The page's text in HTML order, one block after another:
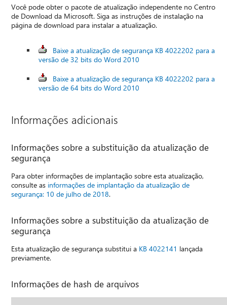
Você pode obter o pacote de atualização independente no Centro
de Download da Microsoft. Siga as instruções de instalação na
página de download para instalar a atualização.
Baixe a atualização de segurança KB 4022202 para a
versão de 32 bits do Word 2010
Baixe a atualização de segurança KB 4022202 para a
versão de 64 bits do Word 2010
Informações adicionais
Informações sobre a substituição da atualização de
segurança
Para obter informações de implantação sobre esta atualização,
consulte as informações de implantação da atualização de
segurança: 10 de julho de 2018.
Informações sobre a substituição da atualização de
segurança
Esta atualização de segurança substitui a KB 4022141 lançada
previamente.
Informações de hash de arquivos